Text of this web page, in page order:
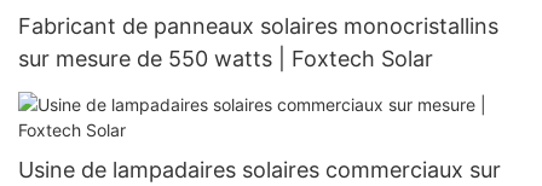
Fabricant de panneaux solaires monocristallins
sur mesure de 550 watts | Foxtech Solar
Usine de lampadaires solaires commerciaux sur